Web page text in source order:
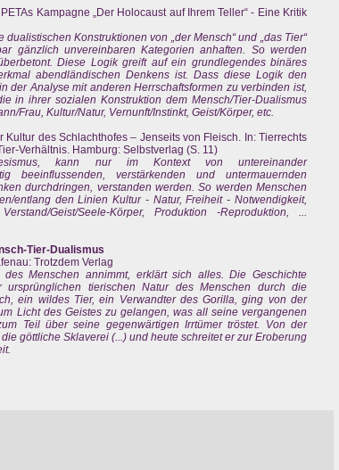
Kampagne „Der Holocaust auf Ihrem Teller“ - Eine Kritik
Konstruktionen von „der Mensch“ und „das Tier“
gänzlich unvereinbaren Kategorien anhaften. So werden
Diese Logik greift auf ein grundlegendes binäres
abendländischen Denkens ist. Dass diese Logik den
der Analyse mit anderen Herrschaftsformen zu verbinden ist,
in ihrer sozialen Konstruktion dem Mensch/Tier-Dualismus
Frau, Kultur/Natur, Vernunft/Instinkt, Geist/Körper, etc.
des Schlachthofes – Jenseits von Fleisch. In: Tierrechts
Verhältnis. Hamburg: Selbstverlag (S. 11)
kann nur im Kontext von untereinander
beeinflussenden, verstärkenden und untermauernden
durchdringen, verstanden werden. So werden Menschen
entlang den Linien Kultur - Natur, Freiheit - Notwendigkeit,
Geist/Seele-Körper, Produktion -Reproduktion, ...
Tier-Dualismus
Trotzdem Verlag
Menschen annimmt, erklärt sich alles. Die Geschichte
tierischen Natur des Menschen durch die
ein wildes Tier, ein Verwandter des Gorilla, ging von der
Licht des Geistes zu gelangen, was all seine vergangenen
Teil über seine gegenwärtigen Irrtümer tröstet. Von der
göttliche Sklaverei (...) und heute schreitet er zur Eroberung